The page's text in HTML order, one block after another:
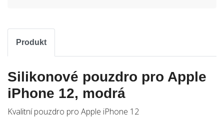
Produkt
Silikonové pouzdro pro Apple
iPhone 12, modrá
Kvalitní pouzdro pro Apple iPhone 12